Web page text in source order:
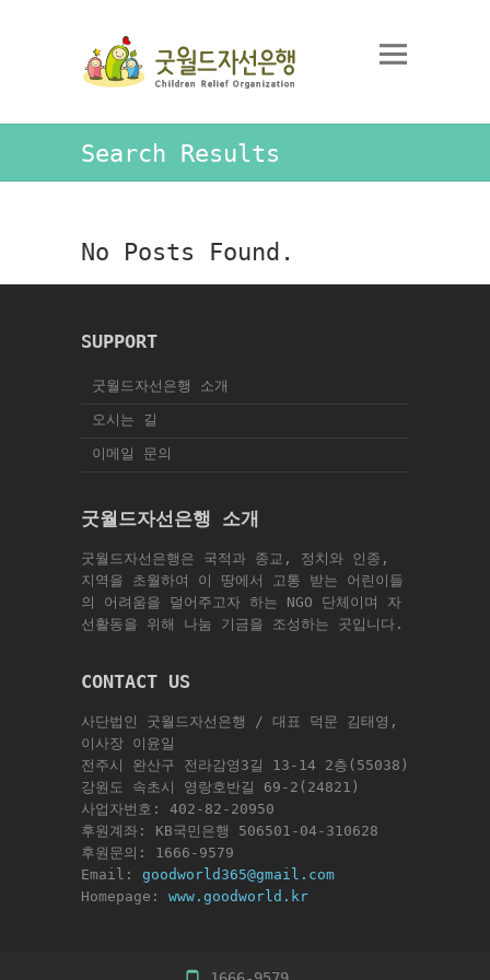
Search Results
No Posts Found.
SUPPORT
굿월드자선은행 소개
오시는 길
이메일 문의
굿월드자선은행 소개
굿월드자선은행은 국적과 종교, 정치와 인종,
지역을 초월하여 이 땅에서 고통 받는 어린이들
의 어려움을 덜어주고자 하는 NGO 단체이며 자
선활동을 위해 나눔 기금을 조성하는 곳입니다.
CONTACT US
사단법인 굿월드자선은행 / 대표 덕문 김태영,
이사장 이윤일
전주시 완산구 전라감영3길 13-14 2층(55038)
강원도 속초시 영랑호반길 69-2(24821)
사업자번호: 402-82-20950
후원계좌: KB국민은행 506501-04-310628
후원문의: 1666-9579
Email: goodworld365@gmail.com
Homepage: www.goodworld.kr